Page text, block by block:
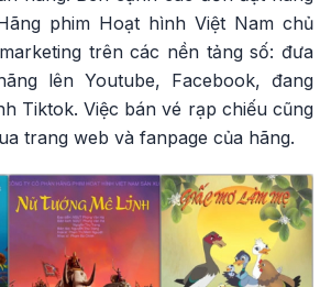
phim Hoạt hình Việt Nam chủ
trên các nền tảng số: đưa
lên Youtube, Facebook, đang
Tiktok. Việc bán vé rạp chiếu cũng
trang web và fanpage của hãng.